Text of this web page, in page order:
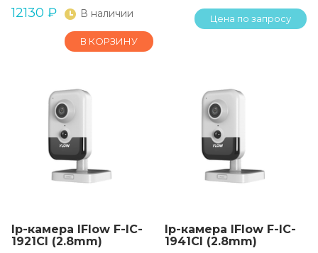
12130 ₽ В наличии
В КОРЗИНУ
Цена по запросу
Ip-камера IFlow F-IC-
1921CI (2.8mm)
Ip-камера IFlow F-IC-
1941CI (2.8mm)